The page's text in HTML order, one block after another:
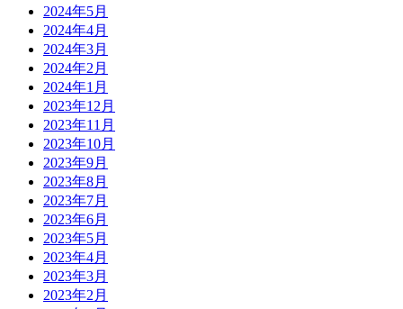
2024年5月
2024年4月
2024年3月
2024年2月
2024年1月
2023年12月
2023年11月
2023年10月
2023年9月
2023年8月
2023年7月
2023年6月
2023年5月
2023年4月
2023年3月
2023年2月